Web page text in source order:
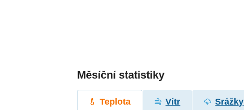
Měsíční statistiky
Teplota Vítr Srážky